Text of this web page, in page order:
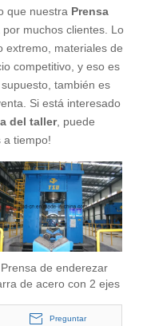
que nuestra Prensa
muchos clientes. Lo
extremo, materiales de
competitivo, y eso es
también es
Si está interesado
del taller, puede
a tiempo!
Prensa de enderezar
de acero con 2 ejes
6400)
Preguntar